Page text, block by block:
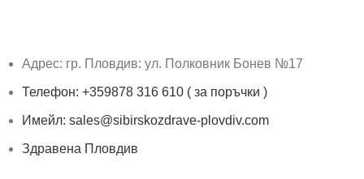
Адрес: гр. Пловдив: ул. Полковник Бонев №17
Телефон: +359878 316 610 ( за поръчки )
Имейл: sales@sibirskozdrave-plovdiv.com
Здравена Пловдив